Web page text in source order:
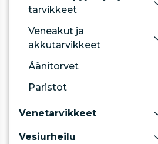
tarvikkeet
Veneakut ja
akkutarvikkeet
Äänitorvet
Paristot
Venetarvikkeet
Vesiurheilu